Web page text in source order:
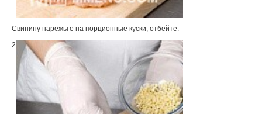
Свинину нарежьте на порционные куски, отбейте.
2